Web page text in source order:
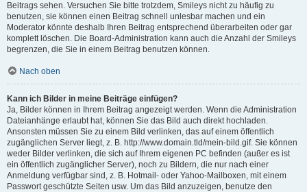
Beitrags sehen. Versuchen Sie bitte trotzdem, Smileys nicht zu häufig zu
benutzen, sie können einen Beitrag schnell unlesbar machen und ein
Moderator könnte deshalb Ihren Beitrag entsprechend überarbeiten oder gar
komplett löschen. Die Board-Administration kann auch die Anzahl der Smileys
begrenzen, die Sie in einem Beitrag benutzen können.
Nach oben
Kann ich Bilder in meine Beiträge einfügen?
Ja, Bilder können in Ihrem Beitrag angezeigt werden. Wenn die Administration
Dateianhänge erlaubt hat, können Sie das Bild auch direkt hochladen.
Ansonsten müssen Sie zu einem Bild verlinken, das auf einem öffentlich
zugänglichen Server liegt, z. B. http://www.domain.tld/mein-bild.gif. Sie können
weder Bilder verlinken, die sich auf Ihrem eigenen PC befinden (außer es ist
ein öffentlich zugänglicher Server), noch zu Bildern, die nur nach einer
Anmeldung verfügbar sind, z. B. Hotmail- oder Yahoo-Mailboxen, mit einem
Passwort geschützte Seiten usw. Um das Bild anzuzeigen, benutze den